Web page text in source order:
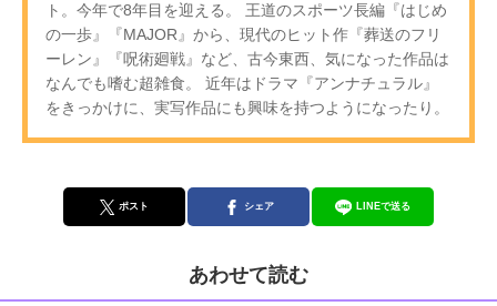
ト。今年で8年目を迎える。 王道のスポーツ長編『はじめ
の一歩』『MAJOR』から、現代のヒット作『葬送のフリ
ーレン』『呪術廻戦』など、古今東西、気になった作品は
なんでも嗜む超雑食。 近年はドラマ『アンナチュラル』
をきっかけに、実写作品にも興味を持つようになったり。
ポスト シェア LINEで送る
あわせて読む